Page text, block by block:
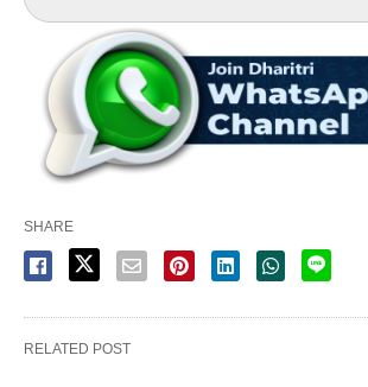
SHARE
RELATED POST